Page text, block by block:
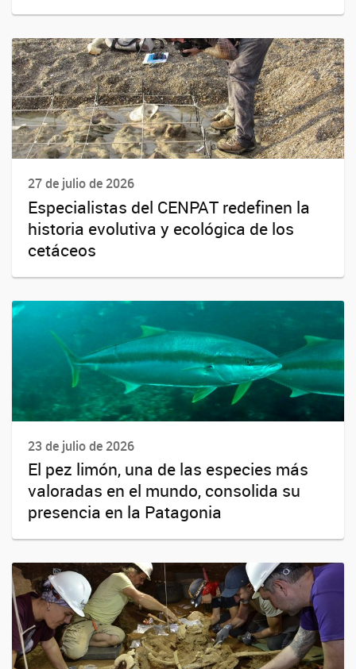
27 de julio de 2026
Especialistas del CENPAT redefinen la
historia evolutiva y ecológica de los
cetáceos
23 de julio de 2026
El pez limón, una de las especies más
valoradas en el mundo, consolida su
presencia en la Patagonia